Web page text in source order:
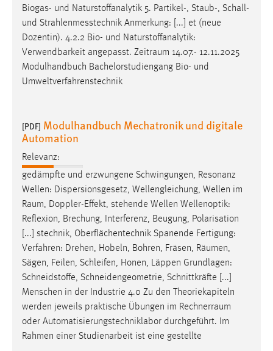
Biogas- und Naturstoffanalytik 5. Partikel-, Staub-, Schall-
und Strahlenmesstechnik Anmerkung: [...] et (neue
Dozentin). 4.2.2 Bio- und Naturstoffanalytik:
Verwendbarkeit angepasst. Zeitraum 14.07.- 12.11.2025
Modulhandbuch Bachelorstudiengang Bio- und
Umweltverfahrenstechnik
[PDF] Modulhandbuch Mechatronik und digitale
Automation
Relevanz:
gedämpfte und erzwungene Schwingungen, Resonanz
Wellen: Dispersionsgesetz, Wellengleichung, Wellen im
Raum, Doppler-Effekt, stehende Wellen Wellenoptik:
Reflexion, Brechung, Interferenz, Beugung, Polarisation
[...] stechnik, Oberflächentechnik Spanende Fertigung:
Verfahren: Drehen, Hobeln, Bohren, Fräsen, Räumen,
Sägen, Feilen, Schleifen, Honen, Läppen Grundlagen:
Schneidstoffe, Schneidengeometrie, Schnittkräfte [...]
Menschen in der Industrie 4.0 Zu den Theoriekapiteln
werden jeweils praktische Übungen im Rechnerraum
oder Automatisierungstechniklabor durchgeführt. Im
Rahmen einer Studienarbeit ist eine gestellte